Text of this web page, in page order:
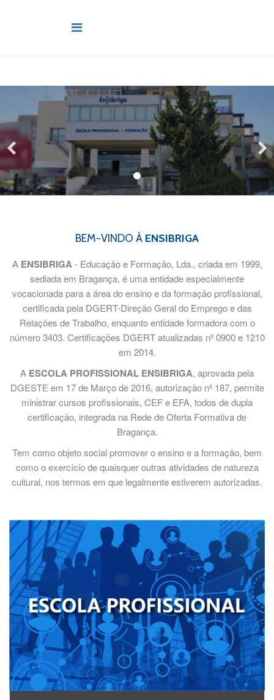
BEM-VINDO À ENSIBRIGA
A ENSIBRIGA - Educação e Formação, Lda., criada em 1999,
sediada em Bragança, é uma entidade especialmente
vocacionada para a área do ensino e da formação profissional,
certificada pela DGERT-Direção Geral do Emprego e das
Relações de Trabalho, enquanto entidade formadora com o
número 3403. Certificações DGERT atualizadas nº 0900 e 1210
em 2014.
A ESCOLA PROFISSIONAL ENSIBRIGA, aprovada pela
DGESTE em 17 de Março de 2016, autorização nº 187, permite
ministrar cursos profissionais, CEF e EFA, todos de dupla
certificação, integrada na Rede de Oferta Formativa de
Bragança.
Tem como objeto social promover o ensino e a formação, bem
como o exercício de quaisquer outras atividades de natureza
cultural, nos termos em que legalmente estiverem autorizadas.